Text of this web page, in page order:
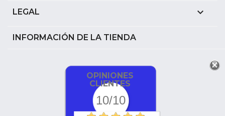
LEGAL 
INFORMACIÓN DE LA TIENDA
OPINIONES
CLIENTES
10/10